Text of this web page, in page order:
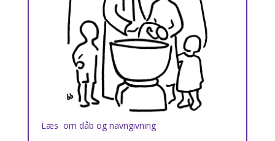
Læs om dåb og navngivning